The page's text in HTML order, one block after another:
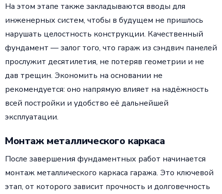
На этом этапе также закладываются вводы для
инженерных систем, чтобы в будущем не пришлось
нарушать целостность конструкции. Качественный
фундамент — залог того, что гараж из сэндвич панелей
прослужит десятилетия, не потеряв геометрии и не
дав трещин. Экономить на основании не
рекомендуется: оно напрямую влияет на надёжность
всей постройки и удобство её дальнейшей
эксплуатации.
Монтаж металлического каркаса
После завершения фундаментных работ начинается
монтаж металлического каркаса гаража. Это ключевой
этап, от которого зависит прочность и долговечность